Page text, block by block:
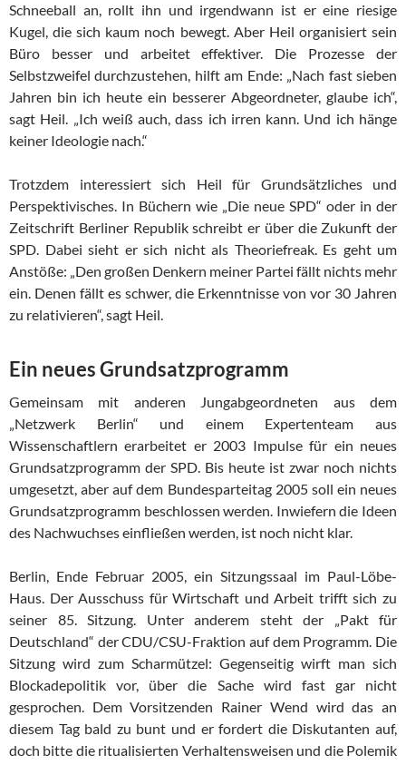
Schneeball an, rollt ihn und irgendwann ist er eine riesige
Kugel, die sich kaum noch bewegt. Aber Heil organisiert sein
Büro besser und arbeitet effektiver. Die Prozesse der
Selbstzweifel durchzustehen, hilft am Ende: „Nach fast sieben
Jahren bin ich heute ein besserer Abgeordneter, glaube ich“,
sagt Heil. „Ich weiß auch, dass ich irren kann. Und ich hänge
keiner Ideologie nach.“
Trotzdem interessiert sich Heil für Grundsätzliches und
Perspektivisches. In Büchern wie „Die neue SPD“ oder in der
Zeitschrift Berliner Republik schreibt er über die Zukunft der
SPD. Dabei sieht er sich nicht als Theoriefreak. Es geht um
Anstöße: „Den großen Denkern meiner Partei fällt nichts mehr
ein. Denen fällt es schwer, die Erkenntnisse von vor 30 Jahren
zu relativieren“, sagt Heil.
Ein neues Grundsatzprogramm
Gemeinsam mit anderen Jungabgeordneten aus dem
„Netzwerk Berlin“ und einem Expertenteam aus
Wissenschaftlern erarbeitet er 2003 Impulse für ein neues
Grundsatzprogramm der SPD. Bis heute ist zwar noch nichts
umgesetzt, aber auf dem Bundesparteitag 2005 soll ein neues
Grundsatzprogramm beschlossen werden. Inwiefern die Ideen
des Nachwuchses einfließen werden, ist noch nicht klar.
Berlin, Ende Februar 2005, ein Sitzungssaal im Paul-Löbe-
Haus. Der Ausschuss für Wirtschaft und Arbeit trifft sich zu
seiner 85. Sitzung. Unter anderem steht der „Pakt für
Deutschland“ der CDU/CSU-Fraktion auf dem Programm. Die
Sitzung wird zum Scharmützel: Gegenseitig wirft man sich
Blockadepolitik vor, über die Sache wird fast gar nicht
gesprochen. Dem Vorsitzenden Rainer Wend wird das an
diesem Tag bald zu bunt und er fordert die Diskutanten auf,
doch bitte die ritualisierten Verhaltensweisen und die Polemik